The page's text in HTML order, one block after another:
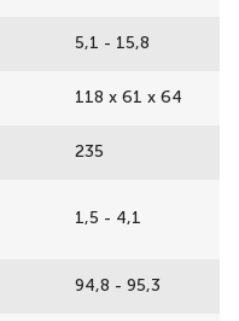
5,1 - 15,8
118 x 61 x 64
235
1,5 - 4,1
94,8 - 95,3